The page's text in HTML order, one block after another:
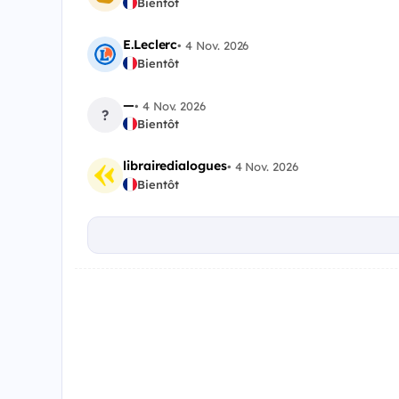
E.Leclerc•4 Nov. 2026
Bientôt
?
—• 4 Nov. 2026
Bientôt
librairedialogues• 4 Nov. 2026
Bientôt